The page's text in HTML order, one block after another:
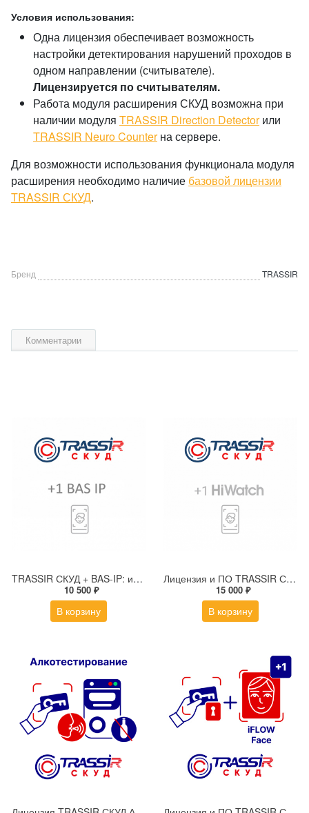
Условия использования:
Одна лицензия обеспечивает возможность
настройки детектирования нарушений проходов в
одном направлении (считывателе).
Лицензируется по считывателям.
Работа модуля расширения СКУД возможна при
наличии модуля TRASSIR Direction Detectorили
TRASSIR Neuro Counterна сервере.
Для возможности использования функционала модуля
расширения необходимо наличие базовой лицензии
TRASSIR СКУД.
Бренд TRASSIR
Комментарии
TRASSIR СКУД + BAS-IP: интеграция для подключения домофонной панели к серверу TRASSIR
10 500 ₽
В корзину
Лицензия и ПО TRASSIR СКУД + 1 HiWatch Face
15 000 ₽
В корзину